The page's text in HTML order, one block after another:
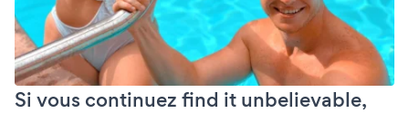
Si vous continuez find it unbelievable,